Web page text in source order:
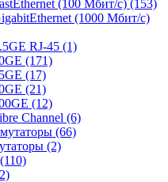
(100 Мбит/с) (153)
(1000 Мбит/с)
RJ-45 (1)
(171)
(17)
(21)
(12)
Channel (6)
(66)
(2)
(110)